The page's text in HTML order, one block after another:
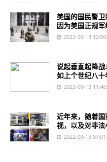
美国的国民警卫
因为美国正规军
2022-09-13
说起垂直起降
如上个世纪八十
2022-09-13
近年来，随着
视，以及对非法
2022-09-13